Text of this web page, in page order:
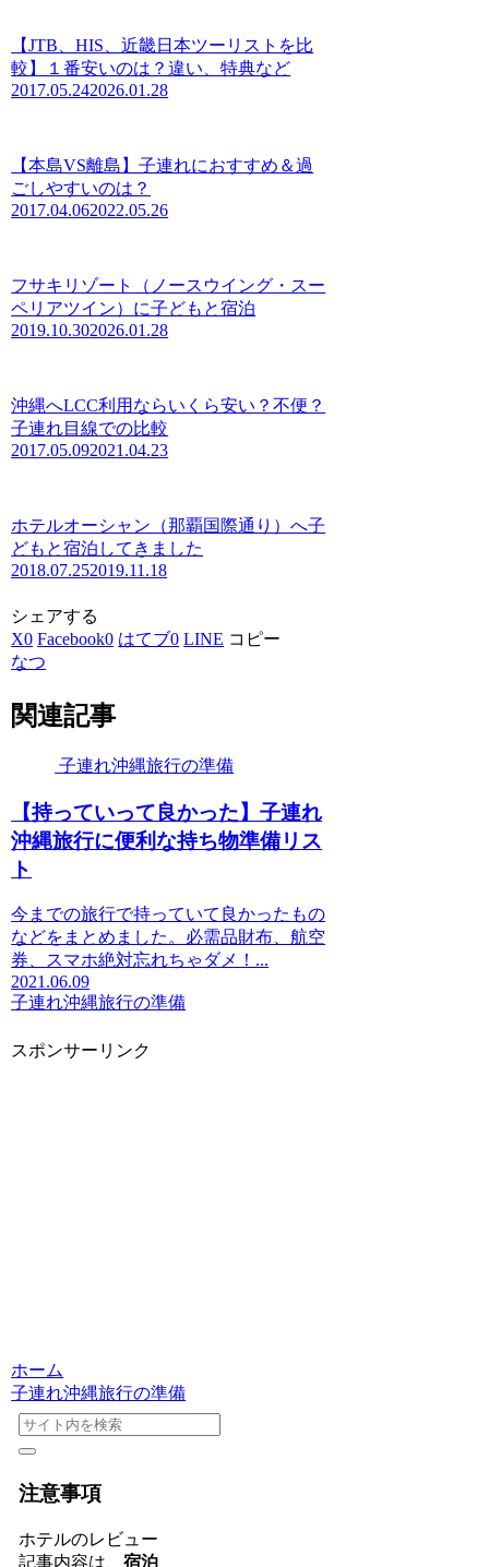
【JTB、HIS、近畿日本ツーリストを比
較】１番安いのは？違い、特典など
2017.05.242026.01.28
【本島VS離島】子連れにおすすめ＆過
ごしやすいのは？
2017.04.062022.05.26
フサキリゾート（ノースウイング・スー
ペリアツイン）に子どもと宿泊
2019.10.302026.01.28
沖縄へLCC利用ならいくら安い？不便？
子連れ目線での比較
2017.05.092021.04.23
ホテルオーシャン（那覇国際通り）へ子
どもと宿泊してきました
2018.07.252019.11.18
シェアする
X0 Facebook0 はてブ0 LINE コピー
なつ
関連記事
子連れ沖縄旅行の準備
【持っていって良かった】子連れ
沖縄旅行に便利な持ち物準備リス
ト
今までの旅行で持っていて良かったもの
などをまとめました。必需品財布、航空
券、スマホ絶対忘れちゃダメ！...
2021.06.09
子連れ沖縄旅行の準備
スポンサーリンク
ホーム
子連れ沖縄旅行の準備
注意事項
ホテルのレビュー
記事内容は、 宿泊